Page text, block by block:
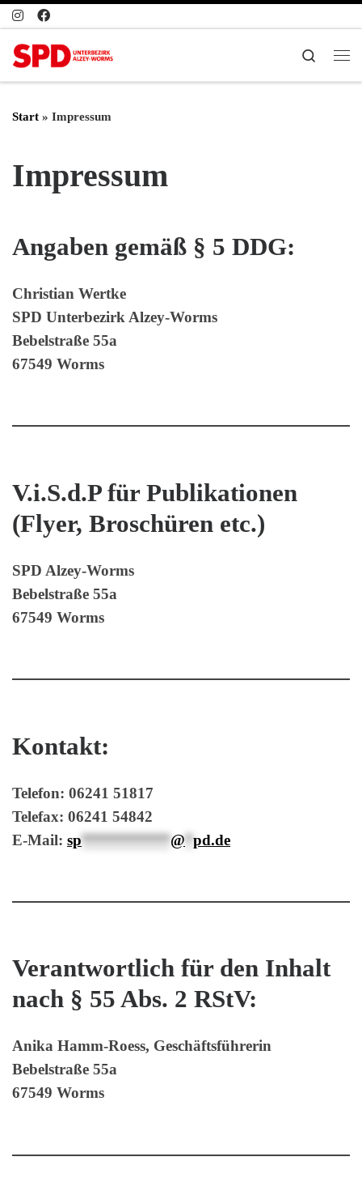
Zum Inhalt springen
Search
Start » Impressum
Impressum
Angaben gemäß § 5 DDG:
Christian Wertke
SPD Unterbezirk Alzey-Worms
Bebelstraße 55a
67549 Worms
V.i.S.d.P für Publikationen
(Flyer, Broschüren etc.)
SPD Alzey-Worms
Bebelstraße 55a
67549 Worms
Kontakt:
Telefon: 06241 51817
Telefax: 06241 54842
E-Mail: sp *********** @ pd.de
Verantwortlich für den Inhalt
nach § 55 Abs. 2 RStV:
Anika Hamm-Roess, Geschäftsführerin
Bebelstraße 55a
67549 Worms